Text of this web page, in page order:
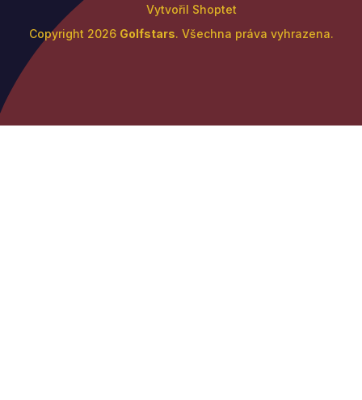
Vytvořil Shoptet
Copyright 2026 Golfstars. Všechna práva vyhrazena.